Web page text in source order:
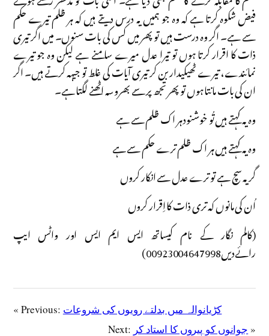
فیض شکوہ کرتا ہے کہ وہ جو ہمیں یہ درس دیتے ہیں کہ ہر ظلم تیرے حکم
سے ہے۔ اگر وہ درست ہیں تو پھر میں کس کی بات سنوں۔ میں اگر تیری
ذات کا اقرار کرتا ہوں تو تیرا عدل میرے سامنے ہے لیکن وہ جو تیرے
نمائندے، تیرے ٹھیکیدار بن کر تیری آیات کی غلط تو جیہہ کرتے ہیں۔ اگر
ان کی بات مانتا ہوں تو پھر تجھ پر سے بھروسہ اٹھنے لگتا ہے۔
وہ یہ کہتے ہیں تُو خوشنود ہر اک ظلم سے ہے
وہ یہ کہتے ہیں ہر اک ظلم ترے حکم سے ہے
گر یہ سچ ہے تو ترے عدل سے انکار کروں
اُن کی مانوں کہ تری ذات کا اِقرار کروں
(کالم نگار کے نام کیساتھ ایس ایم ایس اور واٹس ایپ
رائےدیں00923004647998)
« Previous: کڑیانوالہ میں بدلتے رویوں کی شروعات
Next: جوانوں کو پیروں کا استاد کر »